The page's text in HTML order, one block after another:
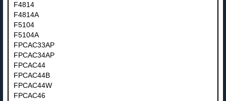
F4814
F4814A
F5104
F5104A
FPCAC33AP
FPCAC34AP
FPCAC44
FPCAC44B
FPCAC44W
FPCAC46